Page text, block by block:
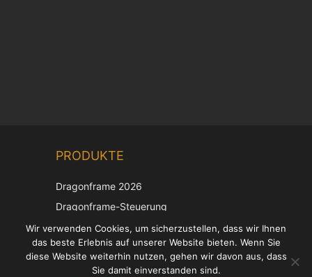
PRODUKTE
Dragonframe 2026
Dragonframe-Steuerung
DDMX-512
DMC-32
EOS LV-Korrekturkappe
Wir verwenden Cookies, um sicherzustellen, dass wir Ihnen
das beste Erlebnis auf unserer Website bieten. Wenn Sie
diese Website weiterhin nutzen, gehen wir davon aus, dass
Sie damit einverstanden sind.
Spanish
French